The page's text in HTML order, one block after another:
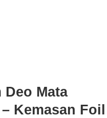
Mata
Kemasan Foil